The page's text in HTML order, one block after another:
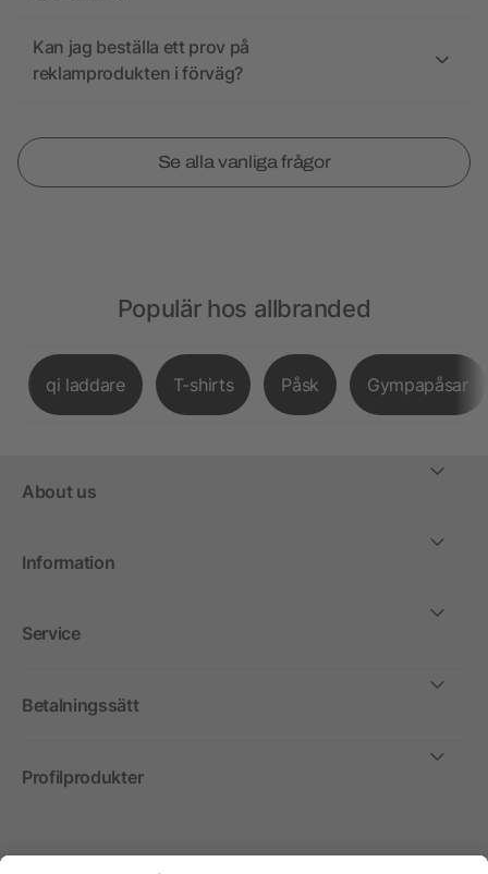
Kan jag beställa ett prov på
reklamprodukten i förväg?
Se alla vanliga frågor
Populär hos allbranded
qi laddare T-shirts Påsk Gympapåsar
About us
Information
Service
Betalningssätt
Profilprodukter